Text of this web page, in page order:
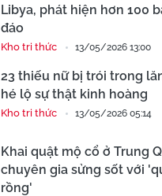
Libya, phát hiện hơn 100
đáo
Kho tri thức 13/05/2026 13:00
23 thiếu nữ bị trói trong
hé lộ sự thật kinh hoàng
Kho tri thức 13/05/2026 05:14
Khai quật mộ cổ ở Trung
chuyên gia sửng sốt với
rồng'